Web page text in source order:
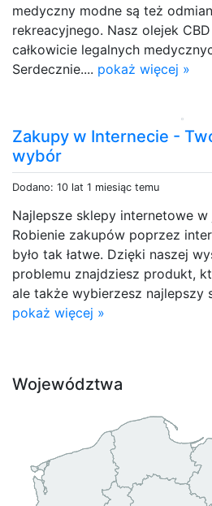
medyczny modne są też
rekreacyjnego. Nasz olejek
całkowicie legalnych
Serdecznie.... pokaż więcej »
Zakupy w Internecie -
wybór
Dodano: 10 lat 1 miesiąc temu
Najlepsze sklepy internetowe w
Robienie zakupów poprzez
było tak łatwe. Dzięki naszej
problemu znajdziesz produkt,
ale także wybierzesz najlepszy
pokaż więcej »
Województwa